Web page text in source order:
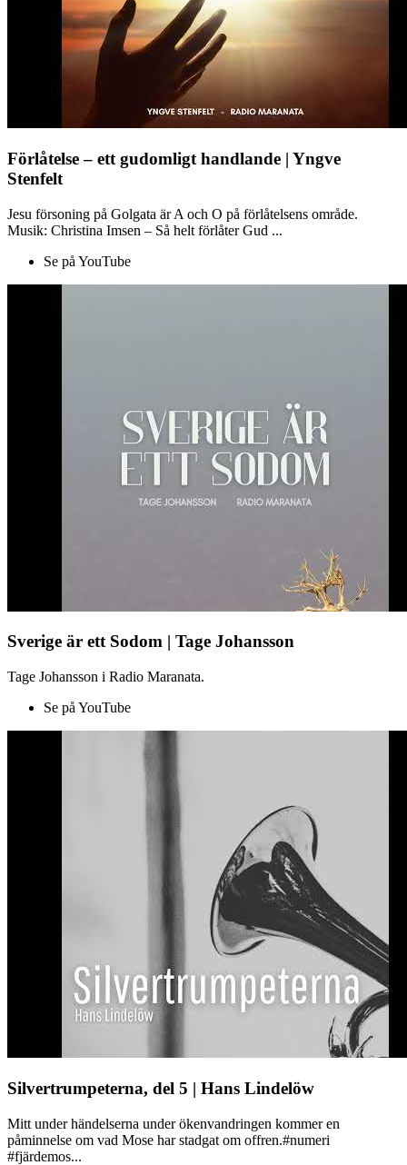
Förlåtelse – ett gudomligt handlande | Yngve
Stenfelt
Jesu försoning på Golgata är A och O på förlåtelsens område.
Musik: Christina Imsen – Så helt förlåter Gud ...
Se på YouTube
Sverige är ett Sodom | Tage Johansson
Tage Johansson i Radio Maranata.
Se på YouTube
Silvertrumpeterna, del 5 | Hans Lindelöw
Mitt under händelserna under ökenvandringen kommer en
påminnelse om vad Mose har stadgat om offren.#numeri
#fjärdemos...